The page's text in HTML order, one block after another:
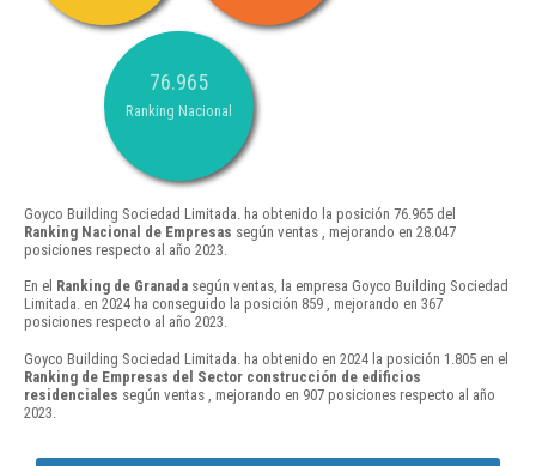
76.965
Ranking Nacional
Goyco Building Sociedad Limitada. ha obtenido la posición 76.965 del
Ranking Nacional de Empresas según ventas , mejorando en 28.047
posiciones respecto al año 2023.
En el Ranking de Granada según ventas, la empresa Goyco Building Sociedad
Limitada. en 2024 ha conseguido la posición 859 , mejorando en 367
posiciones respecto al año 2023.
Goyco Building Sociedad Limitada. ha obtenido en 2024 la posición 1.805 en el
Ranking de Empresas del Sector construcción de edificios
residenciales según ventas , mejorando en 907 posiciones respecto al año
2023.